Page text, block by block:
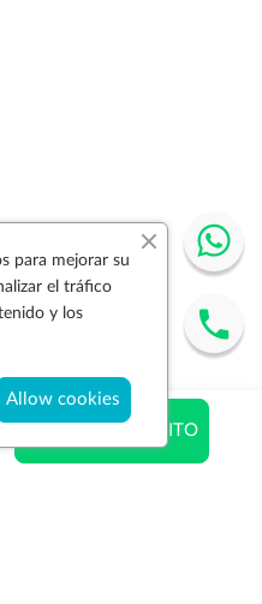
AÑADIR AL CARRITO
para mejorar su
el tráfico
y los
Allow cookies